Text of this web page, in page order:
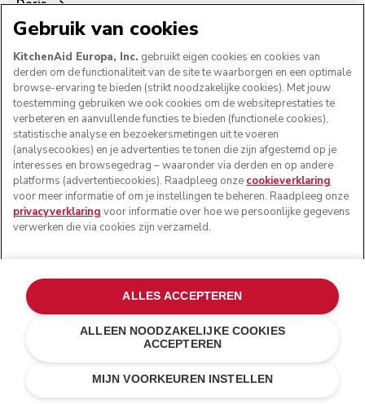
Kosten besparen€ 53,80
E-MAIL MIJ BIJ
BESCHIKBAARHEID
Gebruik van cookies
KitchenAid Europa, Inc. gebruikt eigen cookies en cookies van
derden om de functionaliteit van de site te waarborgen en een optimale
browse-ervaring te bieden (strikt noodzakelijke cookies). Met jouw
toestemming gebruiken we ook cookies om de websiteprestaties te
verbeteren en aanvullende functies te bieden (functionele cookies),
statistische analyse en bezoekersmetingen uit te voeren
(analysecookies) en je advertenties te tonen die zijn afgestemd op je
interesses en browsegedrag – waaronder via derden en op andere
platforms (advertentiecookies). Raadpleeg onze cookieverklaring
voor meer informatie of om je instellingen te beheren. Raadpleeg onze
privacyverklaring voor informatie over hoe we persoonlijke gegevens
verwerken die via cookies zijn verzameld.
MIJN VOORKEUREN INSTELLEN
ALLEEN NOODZAKELIJKE COOKIES
ACCEPTEREN
ALLES ACCEPTEREN